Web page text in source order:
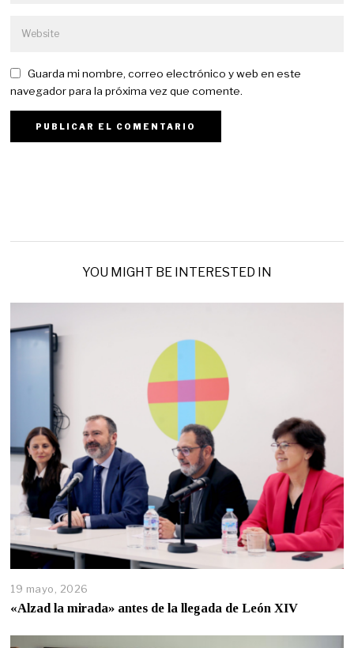
Guarda mi nombre, correo electrónico y web en este
navegador para la próxima vez que comente.
YOU MIGHT BE INTERESTED IN
19 mayo, 2026
«Alzad la mirada» antes de la llegada de León XIV